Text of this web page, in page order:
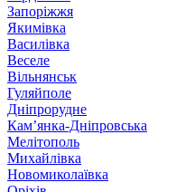
Запоріжжя
Якимівка
Василівка
Веселе
Вільнянськ
Гуляйполе
Дніпрорудне
Кам’янка-Дніпровська
Мелітополь
Михайлівка
Новомиколаївка